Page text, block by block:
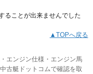
ることが出来ませんでした
▲TOPへ戻る
エンジン仕様・エンジン馬
古艇ドットコムで確認を取